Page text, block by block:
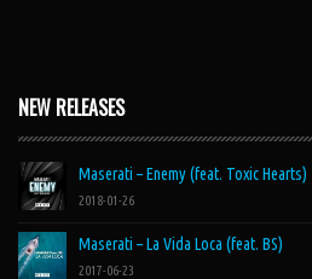
NEW RELEASES
Maserati – Enemy (feat. Toxic Hearts)
2018-01-26
Maserati – La Vida Loca (feat. BS)
2017-06-23